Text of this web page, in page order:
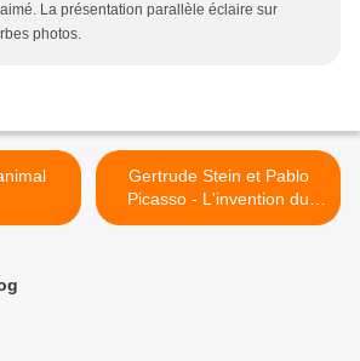
La présentation parallèle éclaire sur
photos.
Gertrude Stein et Pablo
Picasso - L'invention du
langage >